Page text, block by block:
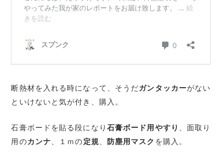
断熱材を入れる時になって、そうだガンタッカーがない
といけないと気が付き、購入。
石膏ボードを貼る段になり 石膏ボード用やすり 、面取り
用のカンナ、１ｍの定規、 防塵用マスク を購入。